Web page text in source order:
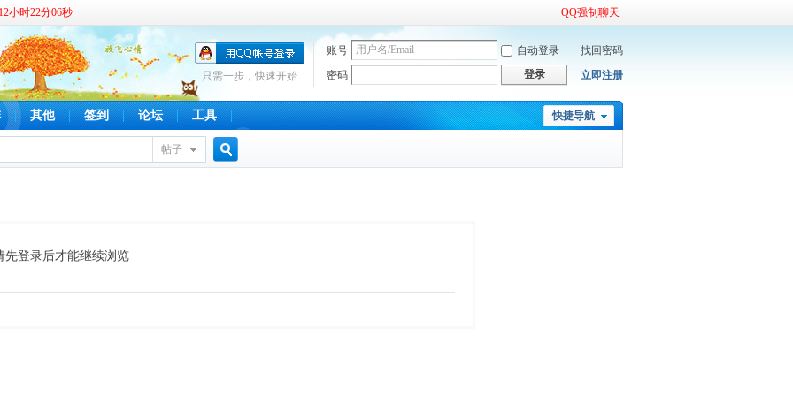
小时22分07秒 QQ强制聊天
账号 自动登录
找回密码
密码
登录 立即注册
只需一步，快速开始
快捷导航
其他 签到 论坛 工具
帖子
先登录后才能继续浏览